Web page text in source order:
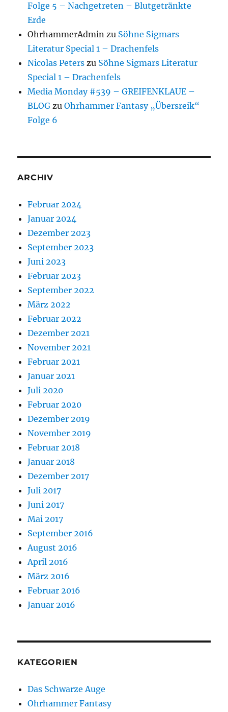
Folge 5 – Nachgetreten – Blutgetränkte
Erde
OhrhammerAdmin zu Söhne Sigmars
Literatur Special 1 – Drachenfels
Nicolas Peters zu Söhne Sigmars Literatur
Special 1 – Drachenfels
Media Monday #539 – GREIFENKLAUE –
BLOG zuOhrhammer Fantasy „Übersreik“
Folge 6
ARCHIV
Februar 2024
Januar 2024
Dezember 2023
September 2023
Juni 2023
Februar 2023
September 2022
März 2022
Februar 2022
Dezember 2021
November 2021
Februar 2021
Januar 2021
Juli 2020
Februar 2020
Dezember 2019
November 2019
Februar 2018
Januar 2018
Dezember 2017
Juli 2017
Juni 2017
Mai 2017
September 2016
August 2016
April 2016
März 2016
Februar 2016
Januar 2016
KATEGORIEN
Das Schwarze Auge
Ohrhammer Fantasy